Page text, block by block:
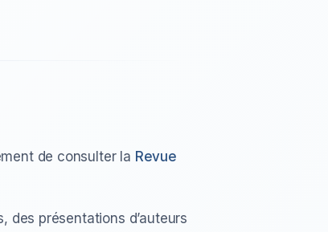
de consulter la Revue
des présentations d’auteurs